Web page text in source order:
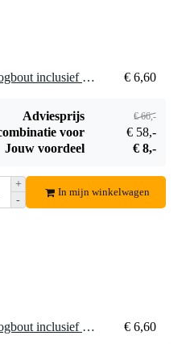
10 x LD Systems 5430 M8 profiel oogbout inclusief sluitring zilver € 6,60
Adviesprijs € 66,-
voor
€ 58,-
Jouw voordeel
€ 8,-
+
-
In mijn winkelwagen
25 x LD Systems 5430 M8 profiel oogbout inclusief sluitring zilver € 6,60